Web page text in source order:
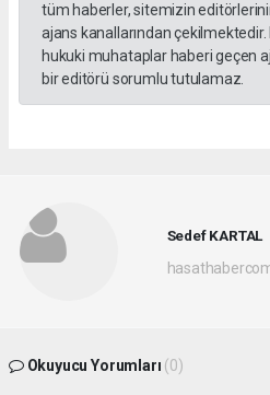
tüm haberler, sitemizin
ajans kanallarından
hukuki muhataplar haberi geçen
bir editörü sorumlu tutulamaz.
Sedef KARTAL
Okuyucu Yorumları (0)